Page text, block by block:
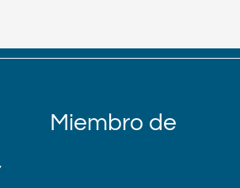
Miembro de